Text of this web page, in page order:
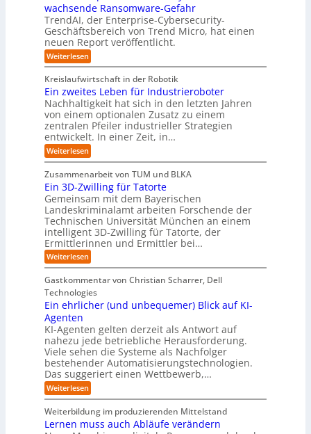
n
g
e
n
m
a
t
i
s
i
e
r
u
n
g
s
E
c
o
s
y
s
t
e
m
o
n
F
o
r
m
w
a
y
s
b
e
i
e
i
t
e
r
e
n
g
e
g
e
n
b
e
n
i
c
-
e
u
r
o
p
ä
c
h
n
R
o
u
t
e
-
H
e
i
d
e
r
O
r
i
e
n
i
e
r
u
n
g
u
s
t
r
i
a
l
A
I
i
n
S
A
P
:
W
i
e
s
a
u
b
e
r
e
D
a
e
n
K
I
P
r
o
j
e
k
t
e
i
d
wachsende Ransomware-Gefahr
TrendAI, der Enterprise-Cybersecurity-
Geschäftsbereich von Trend Micro, hat einen
neuen Report veröffentlicht.
Weiterlesen:
T
r
e
n
d
A
-
R
e
p
o
t
:
S
i
n
k
e
n
d
e
C
y
e
r
r
i
s
i
k
o
w
a
Kreislaufwirtschaft in der Robotik
Ein zweites Leben für Industrieroboter
Nachhaltigkeit hat sich in den letzten Jahren
von einem optionalen Zusatz zu einem
zentralen Pfeiler industrieller Strategien
entwickelt. In einer Zeit, in…
Weiterlesen:
E
n
z
w
e
i
t
e
s
L
e
b
e
n
f
r
I
n
d
u
s
t
r
i
e
r
Zusammenarbeit von TUM und BLKA
Ein 3D-Zwilling für Tatorte
Gemeinsam mit dem Bayerischen
Landeskriminalamt arbeiten Forschende der
Technischen Universität München an einem
intelligent 3D-Zwilling für Tatorte, der
Ermittlerinnen und Ermittler bei…
Weiterlesen:
E
n
3
D
w
i
l
l
i
n
g
f
ü
r
T
Gastkommentar von Christian Scharrer, Dell
Technologies
Ein ehrlicher (und unbequemer) Blick auf KI-
Agenten
KI-Agenten gelten derzeit als Antwort auf
nahezu jede betriebliche Herausforderung.
Viele sehen die Systeme als Nachfolger
bestehender Automatisierungstechnologien.
Das suggeriert einen Wettbewerb,…
Weiterlesen:
E
n
e
Weiterbildung im produzierenden Mittelstand
Lernen muss auch Abläufe verändern